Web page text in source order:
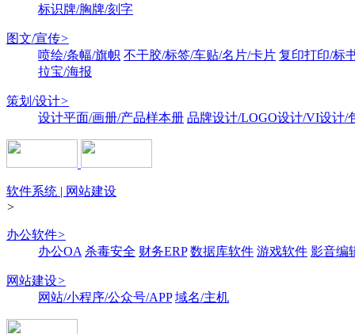
标识牌/胸牌/刻字
图文/宣传>
喷绘/条幅/旗帜 不干胶/标签/车贴/名片/卡片 复印打印/标
拉宝/海报
策划/设计>
设计平面/画册/产品样本册 品牌设计/LOGO设计/VI设计/
软件系统 | 网站建设
>
办公软件>
办公OA 杀毒安全 财务ERP 数据库软件 游戏软件 影音编
网站建设>
网站/小程序/公众号/APP 域名/主机